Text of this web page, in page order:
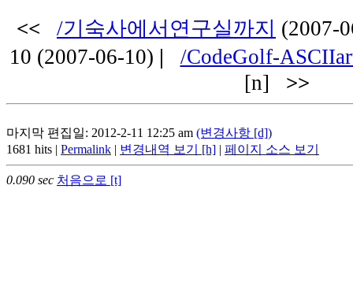
<<
/기숙사에서연구실까지
10 (2007-06-10) |
/CodeGolf-
[n] >>
마지막 편집일: 2012-2-11 12:25 am (변경사항 [d])
1681 hits | Permalink | 변경내역 보기 [h] | 페이지 소스 보기
0.090 sec 처음으로 [t]